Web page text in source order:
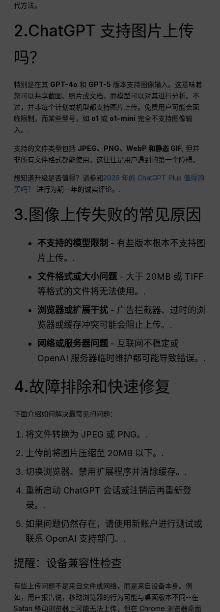
代方法。.
2.ChatGPT 支持图片上传
吗？
特别是在其 GPT-4o 和 GPT-5 版本支持图像输入。这意味着
您可以共享截图、照片或文档，而模型可以对其进行分析。不
过，并非每个计划或机型都支持图片上传。免费用户可能会面
临限制，而某些型号，如 o1 或 o1-mini 完全不支持图像输
入。.
支持的文件类型包括 JPEG、PNG、WebP 和静态 GIF , 但并
非所有文件格式都能使用。这往往是用户遇到的第一个障碍。.
想知道升级是否值得？请参阅2026 年的 ChatGPT Plus 值得购
买吗？
进行为期一年的诚实评论。.
3.图像上传失败的常见原因
不支持的模型限制 - 有些版本根本不支持图
片上传。.
文件格式或大小问题 - 大于 20MB 或 TIFF
等格式的文件将无法使用。.
浏览器或扩展干扰 - 广告拦截器、过时的浏
览器或缓存冲突可能会阻止上传。.
网络或服务器问题 - 互联网不稳定或
OpenAI 服务器临时维护都可能导致错误。.
4.故障排除和快速修复
下面介绍如何解决最常见的问题：
将文件转换为 JPEG 或 PNG。.
上传前将图片压缩至 20MB 以下。.
切换浏览器、禁用扩展程序并清除缓存。.
重新启动 ChatGPT 会话或注销后再重新登
录。.
如果问题仍然存在，请使用新账户进行测试或
联系 OpenAI 支持部门。.
提醒：设备兼容性检查
有些上传问题不是来自文件或网络，而是来自设备本身。例
如，用户报告说，移动浏览器的行为可能与桌面版本不同--在
Safari 移动浏览器上可能无法上传，但在 Chrome 浏览器桌面